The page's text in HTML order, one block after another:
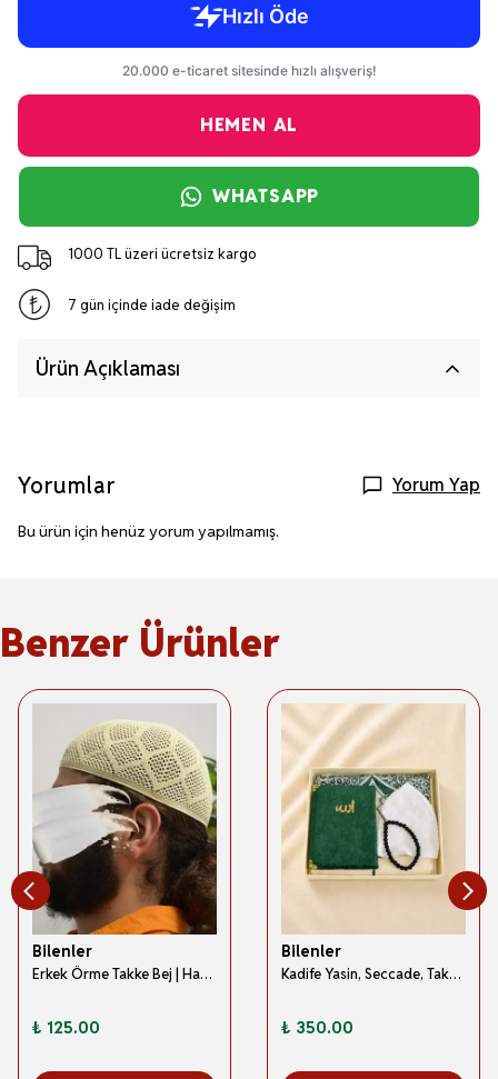
HEMEN AL
WHATSAPP
1000 TL üzeri ücretsiz kargo
7 gün içinde iade değişim
Ürün Açıklaması
Yorumlar Yorum Yap
Bu ürün için henüz yorum yapılmamış.
Benzer Ürünler
Bilenler
Erkek Örme Takke Bej | Hac ve Umre İçin İdeal Nefes Alabilir Standart Beden Takke
₺ 125.00
Bilenler
Kadife Yasin, Seccade, Takke ve Tesbihli Erkekler İçin Kutulu Şık Set Yeşil -Hediyelik Mevlitlik Set
₺ 350.00